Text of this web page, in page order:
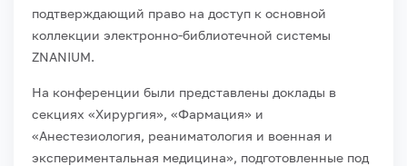
подтверждающий право на доступ к основной
коллекции электронно-библиотечной системы
ZNANIUM.
На конференции были представлены доклады в
секциях «Хирургия», «Фармация» и
«Анестезиология, реаниматология и военная и
экспериментальная медицина», подготовленные под